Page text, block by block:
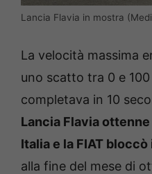
Lancia Flavia in mostra
La velocità massima
uno scatto tra 0 e
completava in 10
Lancia Flavia
Italia e la FIAT
alla fine del mese di